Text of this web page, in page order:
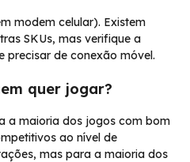
modem celular). Existem
SKUs, mas verifique a
precisar de conexão móvel.
quer jogar?
a maioria dos jogos com bom
ao nível de
mas para a maioria dos